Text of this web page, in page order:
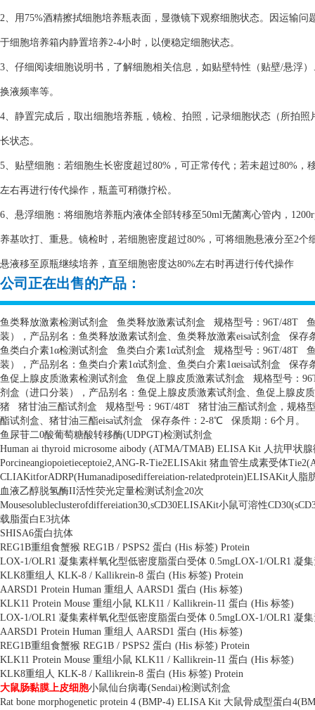
2、用75%酒精擦拭细胞培养瓶表面，显微镜下观察细胞状态。因运输
于细胞培养箱内静置培养2-4小时，以便稳定细胞状态。
3、仔细阅读细胞说明书，了解细胞相关信息，如贴壁特性（贴壁/悬浮
换液频率等。
4、静置完成后，取出细胞培养瓶，镜检、拍照，记录细胞状态（所拍
长状态。
5、贴壁细胞：若细胞生长密度超过80%，可正常传代；若未超过80%
左右再进行传代操作，瓶盖可稍微拧松。
6、悬浮细胞：将细胞培养瓶内液体全部转移至50ml无菌离心管内，
养基吹打、重悬。镜检时，若细胞密度超过80%，可将细胞悬液分至2
悬液移至原瓶继续培养，直至细胞密度达80%左右时再进行传代操作
公司正在出售的产品：
鱼类释放激素检测试剂盒 鱼类释放激素试剂盒 规格型号： 96T/48T
装），产品别名：鱼类释放激素试剂盒、鱼类释放激素eisa试剂盒
保存
鱼类白介素1α检测试剂盒 鱼类白介素1α试剂盒 规格型号： 96T/48T
装），产品别名：鱼类白介素1α试剂盒、鱼类白介素1αeisa试剂盒
保存
鱼促上腺皮质激素检测试剂盒
鱼促上腺皮质激素试剂盒 规格型号：
剂盒（进口分装），产品别名：鱼促上腺皮质激素试剂盒、鱼促上腺皮
猪
猪甘油三酯试剂盒 规格型号： 96T/48T
猪甘油三酯试剂盒，规格
酯试剂盒、猪甘油三酯eisa试剂盒 保存条件： 2-8℃ 保质期： 6个月。
鱼尿苷二0酸葡萄糖酸转移酶(UDPGT)检测试剂盒
Human ai thyroid microsome aibody (ATMA/TMAB) ELISA Kit 人抗甲状
Porcineangiopoietieceptoie2,ANG-R-Tie2ELISAkit 猪血管生成素受体
CLIAKitforADRP(Humanadiposediffereiation-relatedprotein)ELISAKit人脂
血液乙醇脱氢酶II活性荧光定量检测试剂盒20次
Mousesolubleclusterofdiffereiation30,sCD30ELISAKit小鼠可溶性
载脂蛋白E3抗体
SHISA6蛋白抗体
REG1B重组食蟹猴 REG1B / PSPS2 蛋白 (His 标签) Protein
LOX-1/OLR1 凝集素样氧化型低密度脂蛋白受体 0.5mgLOX-1/OLR1 凝
KLK8重组人 KLK-8 / Kallikrein-8 蛋白 (His 标签) Protein
AARSD1 Protein Human 重组人 AARSD1 蛋白 (His 标签)
KLK11 Protein Mouse 重组小鼠 KLK11 / Kallikrein-11 蛋白 (His 标签)
LOX-1/OLR1 凝集素样氧化型低密度脂蛋白受体 0.5mgLOX-1/OLR1 凝
AARSD1 Protein Human 重组人 AARSD1 蛋白 (His 标签)
REG1B重组食蟹猴 REG1B / PSPS2 蛋白 (His 标签) Protein
KLK11 Protein Mouse 重组小鼠 KLK11 / Kallikrein-11 蛋白 (His 标签)
KLK8重组人 KLK-8 / Kallikrein-8 蛋白 (His 标签) Protein
大鼠肠黏膜上皮细胞小鼠仙台病毒(Sendai)检测试剂盒
Rat bone morphogenetic protein 4 (BMP-4) ELISA Kit 大鼠骨成型蛋白